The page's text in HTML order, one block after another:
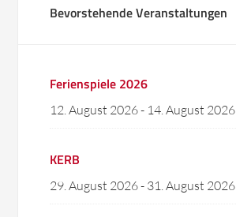
Bevorstehende Veranstaltungen
Ferienspiele 2026
12. August 2026- 14. August 2026
KERB
29. August 2026- 31. August 2026